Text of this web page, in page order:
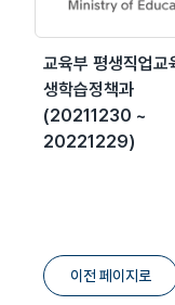
교육부 평생직업교
생학습정책과
(20211230 ~
20221229)
이전 페이지로